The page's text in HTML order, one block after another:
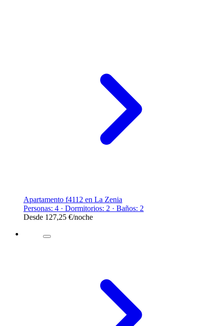
Apartamento f4112 en La Zenia
Personas: 4 · Dormitorios: 2 · Baños: 2
Desde 127,25 €/noche